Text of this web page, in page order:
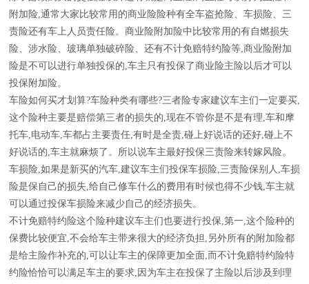
附加险,通常大家比较常用的商业险险种有全车盗抢险、车损险、三
责险还有车上人员责任险。商业险附加险中比较常用的有自燃损失
险、涉水险、玻璃单独破碎险、还有不计免赔特约险等,商业险附加
险是不可以进行单独投保的,车主只有投保了商业险主险以后才可以
投保附加险。
车险如何买才划算?车险种类有哪些?三者险专家建议车主们一定要买,
这个险种主要是赔偿第三者的损失的,现在不管你是不是有理,车和摩
托车,电动车,车都占主要责任,有时是全责,碰上好说话的还好,碰上不
好说话的,车主就麻烦了。所以说车主最好投保三责险来转嫁风险。
车损险,如果是新买的汽车,建议车主们投保车损险,三责险保别人,车损
险是保自己的损失,给自己修车什么的费用有时候也得不少钱,车主就
可以通过投保车损险来减少自己的经济损失。
不计免赔特约险这个险种建议车主们也要进行投保,第一,这个险种的
保费比较便宜,不会给车主带来很大的经济负担,另外所有的附加险都
是给主险作补充的,可以让车主的保障更加全面,而不计免赔特约险特
约险恰恰可以满足车主的要求,因为车主在投保了主险以后涉及到理